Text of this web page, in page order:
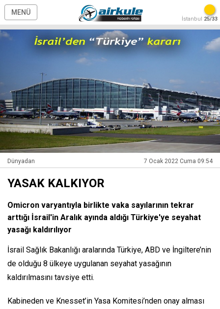
MENÜ
İstanbul 25/33
Dünyadan 7 Ocak 2022 Cuma 09:54
YASAK KALKIYOR
Omicron varyantıyla birlikte vaka sayılarının tekrar
arttığı İsrail'in Aralık ayında aldığı Türkiye'ye seyahat
yasağı kaldırılıyor
İsrail Sağlık Bakanlığı aralarında Türkiye, ABD ve İngiltere’nin
de olduğu 8 ülkeye uygulanan seyahat yasağının
kaldırılmasını tavsiye etti.
Kabineden ve Knesset’in Yasa Komitesi’nden onay alması